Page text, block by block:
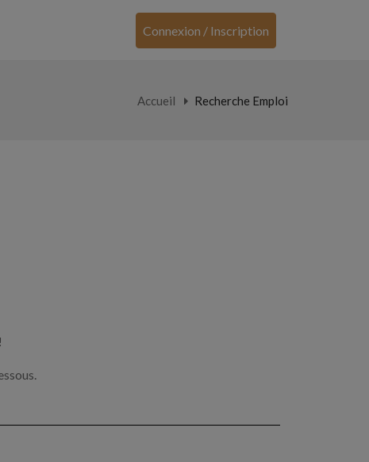
Connexion / Inscription
Accueil Recherche Emploi